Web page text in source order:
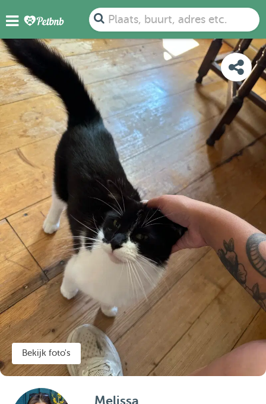
Plaats, buurt, adres etc.
FOTO'S BEOORDELINGEN KAART
Bekijk foto's
Melissa